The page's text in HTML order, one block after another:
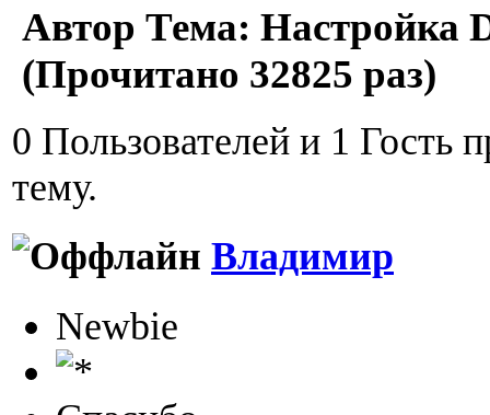
Автор Тема: Настройка
(Прочитано 32825 раз)
0 Пользователей и 1 Гость
тему.
Владимир
Newbie